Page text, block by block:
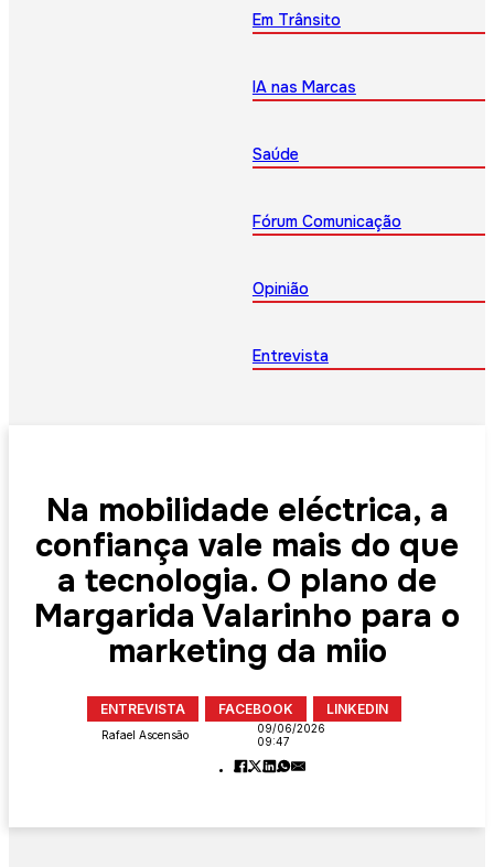
Em Trânsito
IA nas Marcas
Saúde
Fórum Comunicação
Opinião
Entrevista
Na mobilidade eléctrica, a
confiança vale mais do que
a tecnologia. O plano de
Margarida Valarinho para o
marketing da miio
ENTREVISTA FACEBOOK LINKEDIN
Rafael Ascensão
09/06/2026
09:47